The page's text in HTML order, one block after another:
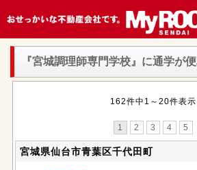
『宮城調理師専門学校』 に通学が
162件中1～20件表示
1 2 3 4 5
宮城県仙台市青葉区千代田町